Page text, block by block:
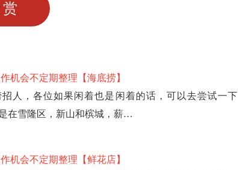
机会不定期整理【海底捞】
人，各位如果闲着也是闲着的话，可以去尝试一下
在雪隆区，新山和槟城，薪…
机会不定期整理【鲜花店】